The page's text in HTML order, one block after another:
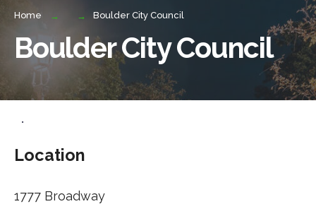
Home Boulder City Council
Boulder City Council
•
Location
1777 Broadway